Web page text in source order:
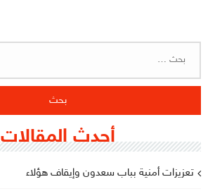
أحدث المقالات
تعزيزات أمنية بباب سعدون وإيقاف هؤلاء